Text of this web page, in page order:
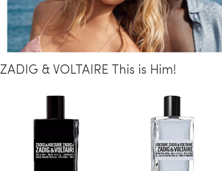
ZADIG & VOLTAIRE This is Him!